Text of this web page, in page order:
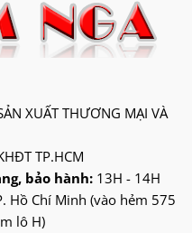
XUẤT THƯƠNG MẠI VÀ
TP.HCM
bảo hành:13H - 14H
Hồ Chí Minh (vào hẻm 575
lô H)